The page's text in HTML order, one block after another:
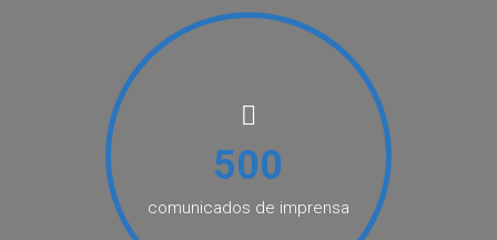
500
comunicados de imprensa